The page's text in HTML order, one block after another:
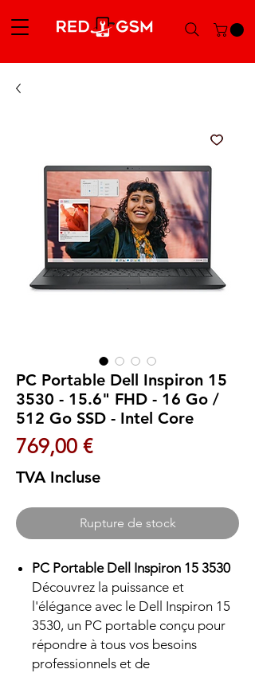
PC Portable Dell Inspiron 15
3530 - 15.6" FHD - 16 Go /
512 Go SSD - Intel Core
769,00 €Prix
TVA Incluse
Rupture de stock
PC Portable Dell Inspiron 15 3530
Découvrez la puissance et
l'élégance avec le Dell Inspiron 15
3530, un PC portable conçu pour
répondre à tous vos besoins
professionnels et de